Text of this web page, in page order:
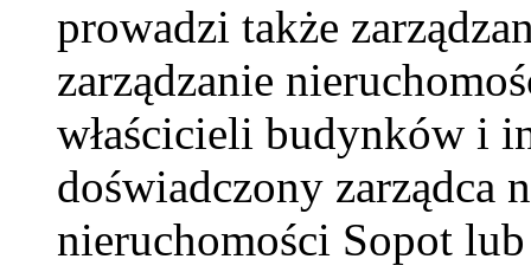
prowadzi także
zarządzanie
właścicieli budynków i
doświadczony zarządca
nieruchomości Sopot